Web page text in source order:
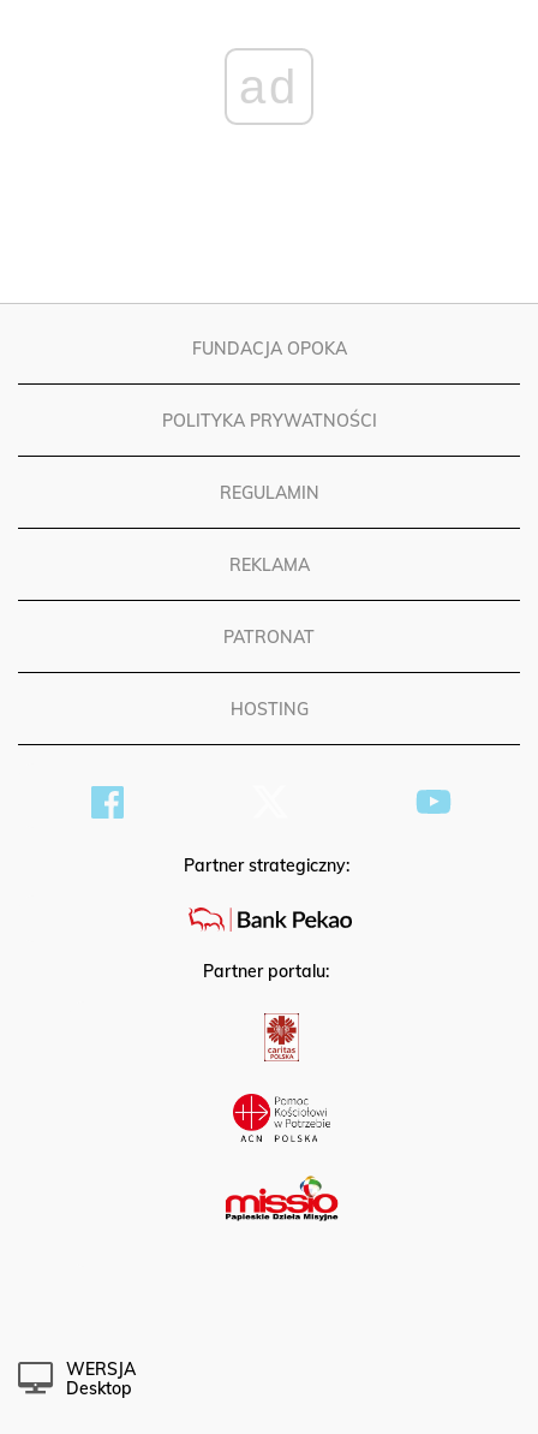
ad
FUNDACJA OPOKA
POLITYKA PRYWATNOŚCI
REGULAMIN
REKLAMA
PATRONAT
HOSTING
Partner strategiczny:
Partner portalu:
WERSJA
Desktop